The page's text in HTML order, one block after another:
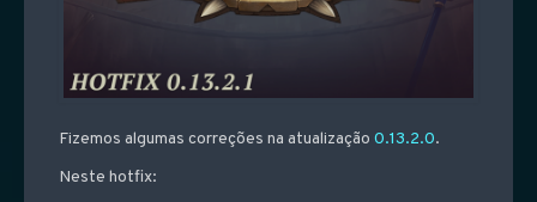
Fizemos algumas correções na atualização 0.13.2.0.
Neste hotfix: